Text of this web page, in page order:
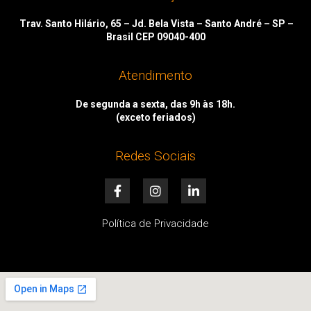
Trav. Santo Hilário, 65 – Jd. Bela Vista – Santo André – SP –
Brasil CEP 09040-400
Atendimento
De segunda a sexta, das 9h às 18h.
(exceto feriados)
Redes Sociais
F
a
c
e
k
I
n
s
t
a
L
i
n
k
n
Política de Privacidade